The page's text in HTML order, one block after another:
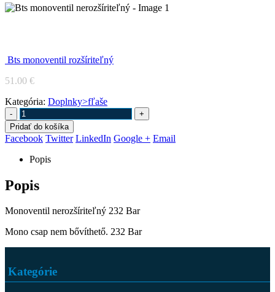
Bts monoventil rozšíriteľný
51.00 €
Kategória: Doplnky>fľaše
-
+
Pridať do košíka
Facebook Twitter LinkedIn Google + Email
Popis
Popis
Monoventil nerozšíriteľný 232 Bar
Mono csap nem bővíthető. 232 Bar
Kategórie